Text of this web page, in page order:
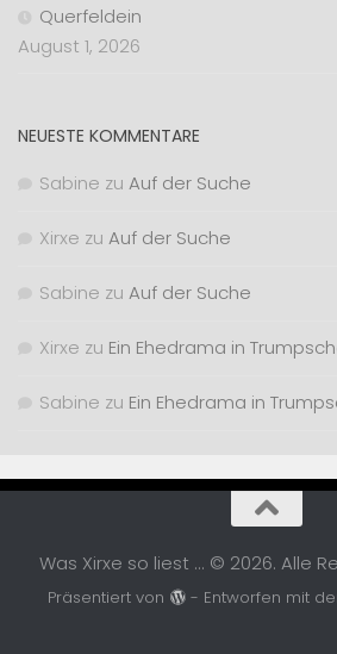
Querfeldein
August 1, 2026
NEUESTE KOMMENTARE
Sabine zu Auf der Suche
Xirxe zu Auf der Suche
Sabine zu Auf der Suche
Xirxe zu Ein Ehedrama in
Sabine zu Ein Ehedrama in
Was Xirxe so liest ... © 2026. Alle
Präsentiert von - Entworfen mit